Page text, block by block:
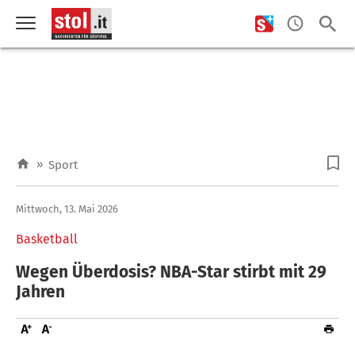
» Sport
Basketball
Mittwoch, 13. Mai 2026
Wegen Überdosis? NBA-Star stirbt mit 29
Jahren